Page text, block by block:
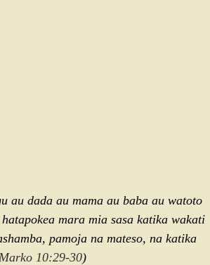
au dada au mama au baba au watoto
mara mia sasa katika wakati
pamoja na mateso, na katika
10:29-30)